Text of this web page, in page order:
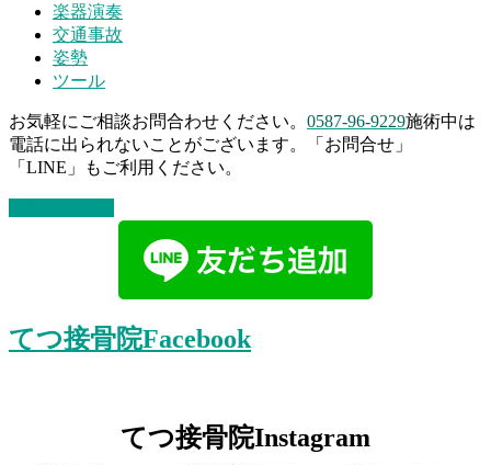
楽器演奏
交通事故
姿勢
ツール
お気軽にご相談お問合わせください。 0587-96-9229施術中は
電話に出られないことがございます。「お問合せ」
「LINE」もご利用ください。
てつ接骨院Facebook
てつ接骨院Instagram